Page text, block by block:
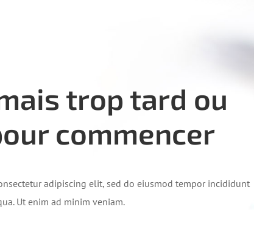
trop tard ou
commencer
adipiscing elit, sed do eiusmod tempor incididunt
Ut enim ad minim veniam.